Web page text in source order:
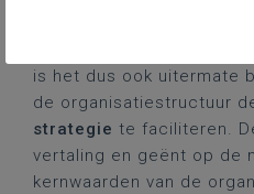
is het dus ook uitermate
de organisatiestructuur
strategie te faciliteren.
vertaling en geënt op de
kernwaarden van de